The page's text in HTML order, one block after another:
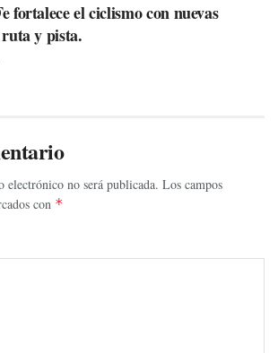
fortalece el ciclismo con nuevas
y pista.
electrónico no será publicada. Los campos
con *